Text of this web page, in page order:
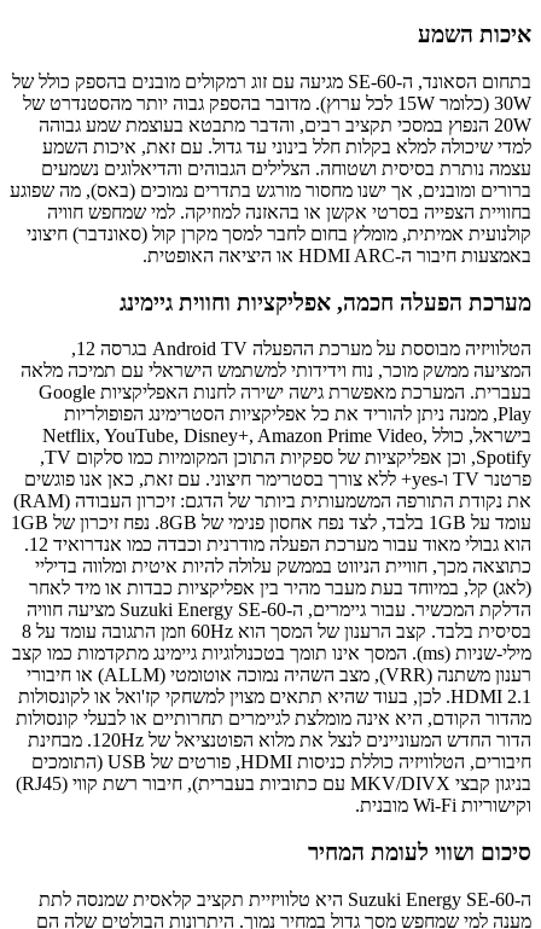
איכות השמע
בתחום הסאונד, ה-SE-60 מגיעה עם זוג רמקולים מובנים בהספק כולל של
30W (כלומר 15W לכל ערוץ). מדובר בהספק גבוה יותר מהסטנדרט של
20W הנפוץ במסכי תקציב רבים, והדבר מתבטא בעוצמת שמע גבוהה
למדי שיכולה למלא בקלות חלל בינוני עד גדול. עם זאת, איכות השמע
עצמה נותרת בסיסית ושטוחה. הצלילים הגבוהים והדיאלוגים נשמעים
ברורים ומובנים, אך ישנו מחסור מורגש בתדרים נמוכים (באס), מה שפוגע
בחוויית הצפייה בסרטי אקשן או בהאזנה למוזיקה. למי שמחפש חוויה
קולנועית אמיתית, מומלץ בחום לחבר למסך מקרן קול (סאונדבר) חיצוני
באמצעות חיבור ה-HDMI ARC או היציאה האופטית.
מערכת הפעלה חכמה, אפליקציות וחווית גיימינג
הטלוויזיה מבוססת על מערכת ההפעלה Android TV בגרסה 12,
המציעה ממשק מוכר, נוח וידידותי למשתמש הישראלי עם תמיכה מלאה
בעברית. המערכת מאפשרת גישה ישירה לחנות האפליקציות Google
Play, ממנה ניתן להוריד את כל אפליקציות הסטרימינג הפופולריות
בישראל, כולל Netflix, YouTube, Disney+, Amazon Prime Video,
Spotify, וכן אפליקציות של ספקיות התוכן המקומיות כמו סלקום TV,
פרטנר TV ו-yes+ ללא צורך בסטרימר חיצוני. עם זאת, כאן אנו פוגשים
את נקודת התורפה המשמעותית ביותר של הדגם: זיכרון העבודה (RAM)
עומד על 1GB בלבד, לצד נפח אחסון פנימי של 8GB. נפח זיכרון של 1GB
הוא גבולי מאוד עבור מערכת הפעלה מודרנית וכבדה כמו אנדרואיד 12.
כתוצאה מכך, חוויית הניווט בממשק עלולה להיות איטית ומלווה בדיליי
(לאג) קל, במיוחד בעת מעבר מהיר בין אפליקציות כבדות או מיד לאחר
הדלקת המכשיר. עבור גיימרים, ה-Suzuki Energy SE-60 מציעה חוויה
בסיסית בלבד. קצב הרענון של המסך הוא 60Hz וזמן התגובה עומד על 8
מילי-שניות (ms). המסך אינו תומך בטכנולוגיות גיימינג מתקדמות כמו קצב
רענון משתנה (VRR), מצב השהיה נמוכה אוטומטי (ALLM) או חיבורי
HDMI 2.1. לכן, בעוד שהיא תתאים מצוין למשחקי קז'ואל או לקונסולות
מהדור הקודם, היא אינה מומלצת לגיימרים תחרותיים או לבעלי קונסולות
הדור החדש המעוניינים לנצל את מלוא הפוטנציאל של 120Hz. מבחינת
חיבורים, הטלוויזיה כוללת כניסות HDMI, פורטים של USB (התומכים
בניגון קבצי MKV/DIVX עם כתוביות בעברית), חיבור רשת קווי (RJ45)
וקישוריות Wi-Fi מובנית.
סיכום ושווי לעומת המחיר
ה-Suzuki Energy SE-60 היא טלוויזיית תקציב קלאסית שמנסה לתת
מענה למי שמחפש מסך גדול במחיר נמוך. היתרונות הבולטים שלה הם